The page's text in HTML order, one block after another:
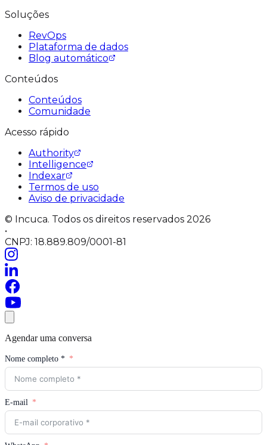
Soluções
RevOps
Plataforma de dados
Blog automático
Conteúdos
Conteúdos
Comunidade
Acesso rápido
Authority
Intelligence
Indexar
Termos de uso
Aviso de privacidade
© Incuca. Todos os direitos reservados 2026
•
CNPJ: 18.889.809/0001-81
Agendar uma conversa
Nome completo *
E-mail